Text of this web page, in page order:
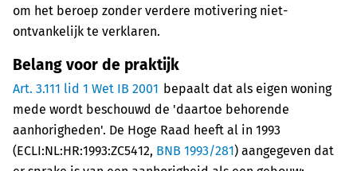
om het beroep zonder verdere motivering niet-
ontvankelijk te verklaren.
Belang voor de praktijk
Art. 3.111 lid 1 Wet IB 2001 bepaalt dat als eigen woning
mede wordt beschouwd de 'daartoe behorende
aanhorigheden'. De Hoge Raad heeft al in 1993
(ECLI:NL:HR:1993:ZC5412, BNB 1993/281) aangegeven dat